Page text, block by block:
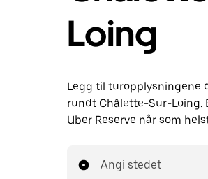
Loing
Legg til turopplysningene
rundt Châlette-Sur-Loing.
Uber Reserve når som
Angi stedet